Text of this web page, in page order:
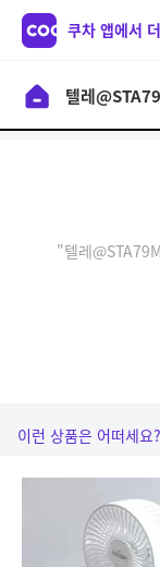
쿠차 앱에서
"텔레
이런 상품은 어떠세요?